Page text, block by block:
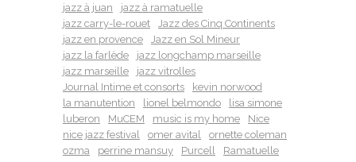
jazz à juan
jazz à ramatuelle
jazz carry-le-rouet
Jazz des Cinq Continents
jazz en provence
Jazz en Sol Mineur
jazz la farlède
jazz longchamp marseille
jazz marseille
jazz vitrolles
Journal Intime et consorts
kevin norwood
la manutention
lionel belmondo
lisa simone
luberon
MuCEM music is my home
Nice
nice jazz festival
omer avital
ornette coleman
ozma
perrine mansuy Purcell
Ramatuelle